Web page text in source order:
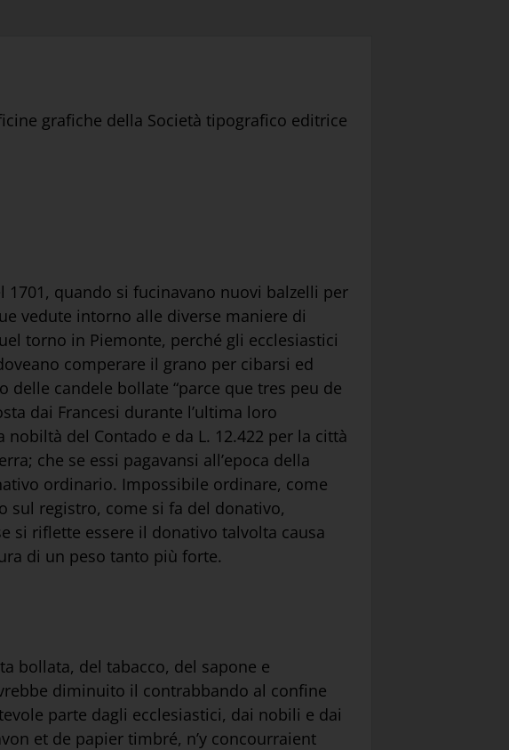
grafiche della Società tipografico editrice
1701, quando si fucinavano nuovi balzelli per
vedute intorno alle diverse maniere di
torno in Piemonte, perché gli ecclesiastici
comperare il grano per cibarsi ed
candele bollate “parce que tres peu de
dai Francesi durante l’ultima loro
del Contado e da L. 12.422 per la città
che se essi pagavansi all’epoca della
ordinario. Impossibile ordinare, come
sul registro, come si fa del donativo,
si riflette essere il donativo talvolta causa
di un peso tanto più forte.
bollata, del tabacco, del sapone e
diminuito il contrabbando al confine
parte dagli ecclesiastici, dai nobili e dai
et de papier timbré, n’y concourraient